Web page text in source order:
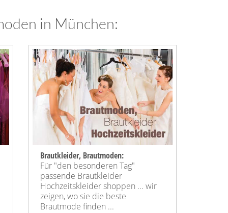
in München:
Brautkleider, Brautmoden:
Für "den besonderen Tag"
passende Brautkleider
Hochzeitskleider shoppen ... wir
zeigen, wo sie die beste
Brautmode finden ...